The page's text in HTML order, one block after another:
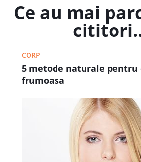
Ce au mai
CORP
5 metode naturale pentru
frumoasa